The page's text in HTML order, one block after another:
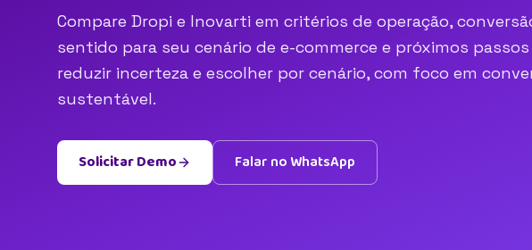
Compare Dropi e Inovarti em critérios de operação,
sentido para seu cenário de e-commerce e próximos
reduzir incerteza e escolher por cenário, com foco em
sustentável.
Solicitar Demo Falar no WhatsApp